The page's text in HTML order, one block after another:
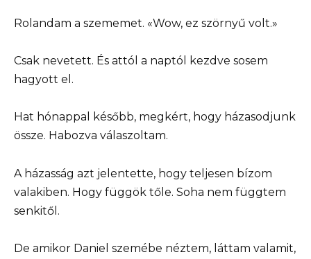
Rolandam a szememet. «Wow, ez szörnyű volt.»
Csak nevetett. És attól a naptól kezdve sosem
hagyott el.
Hat hónappal később, megkért, hogy házasodjunk
össze. Habozva válaszoltam.
A házasság azt jelentette, hogy teljesen bízom
valakiben. Hogy függök tőle. Soha nem függtem
senkitől.
De amikor Daniel szemébe néztem, láttam valamit,